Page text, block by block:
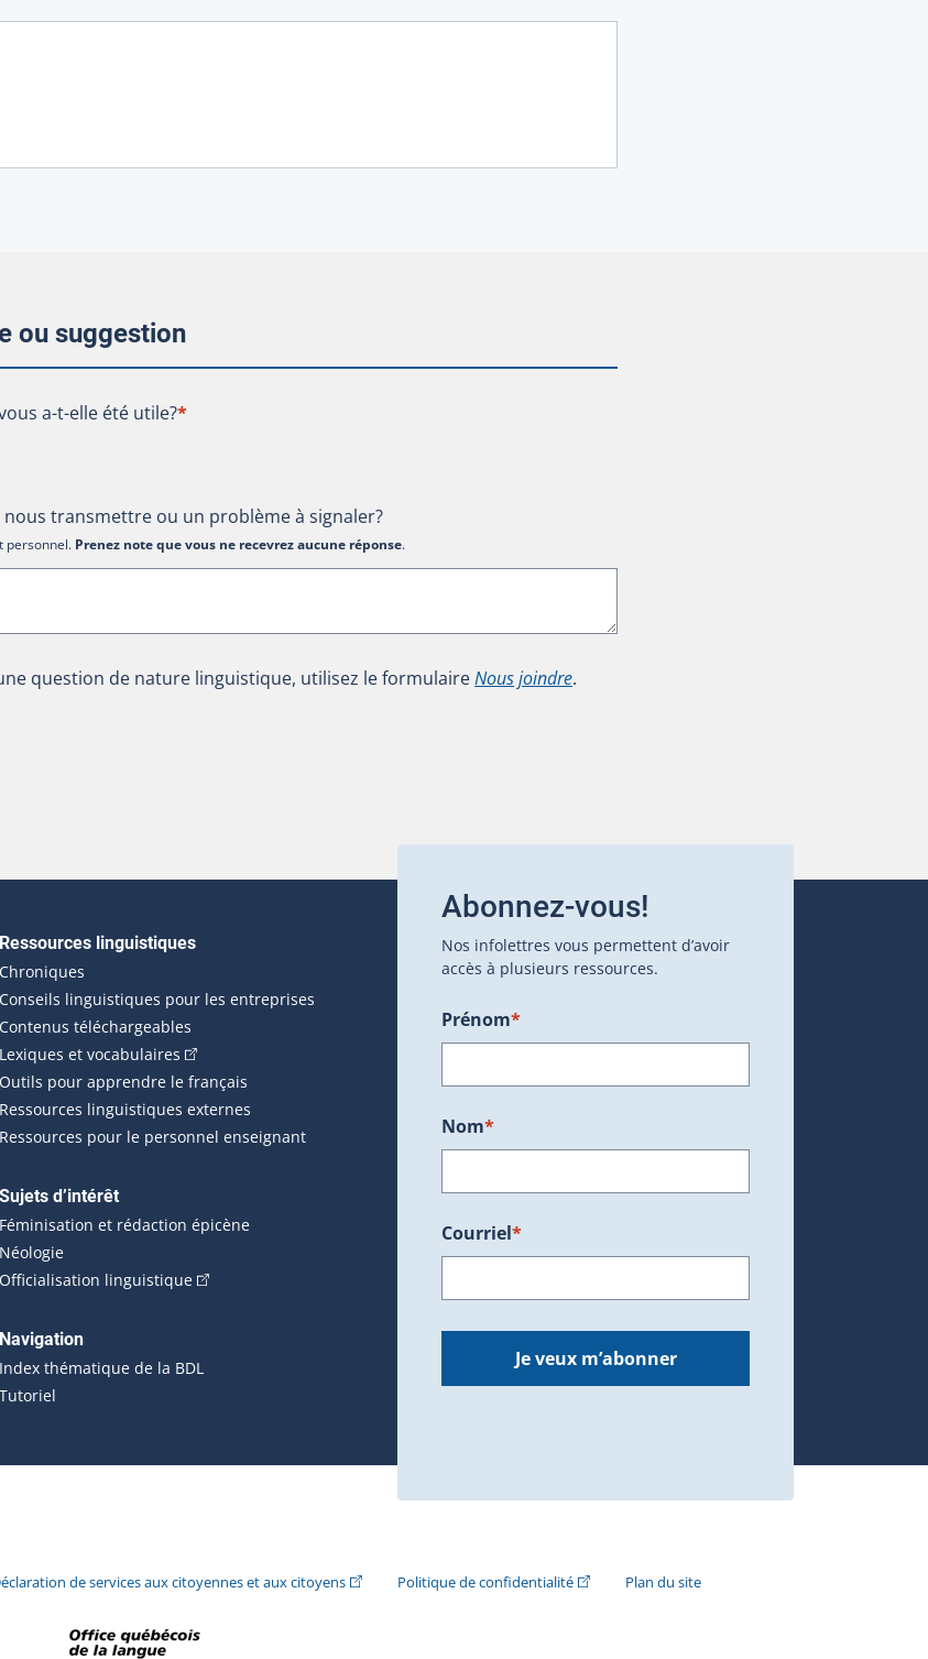
ou suggestion
a-t-elle été utile?
a-t-elle été utile?*
transmettre ou un problème à signaler?
personnel. Prenez note que vous ne recevrez aucune réponse.
question de nature linguistique, utilisez le formulaireNous joindre.
s'ouvrira dans une nouvelle fenêtre.)
s'ouvrira dans une nouvelle fenêtre.)
dans une nouvelle fenêtre.)
dans une nouvelle fenêtre.)
nouvelle fenêtre.)
Ressources linguistiques
Chroniques
Conseils linguistiques pour les entreprises
Contenus téléchargeables
Lexiques et vocabulaires (Cet hyperlien externe s'ouvrira dans une nouvelle fenêtre.)
Outils pour apprendre le français
Ressources linguistiques externes
Ressources pour le personnel enseignant
Sujets d’intérêt
Féminisation et rédaction épicène
Néologie
Officialisation linguistique(Cet hyperlien externe s'ouvrira dans une nouvelle fenêtre.)
Navigation
Index thématique de la BDL
Tutoriel
Abonnez-vous!
Nos infolettres vous permettent d’avoir
accès à plusieurs ressources.
Prénom*
Nom*
Courriel*
Je veux m’abonner
nouvelle fenêtre.)
externe s'ouvrira dans une nouvelle fenêtre.)
de services aux citoyennes et aux citoyens(Cet hyperlien externe s'ouvrira dans une nouvelle fenêtre.)
Politique de confidentialité(Cet hyperlien externe s'ouvrira dans une nouvelle
Plan du site